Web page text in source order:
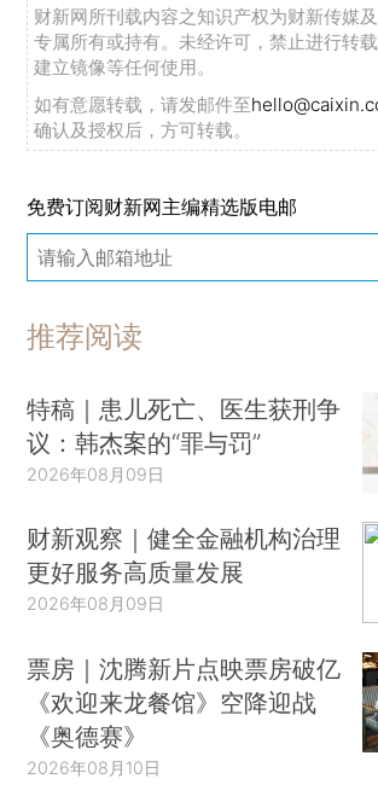
财新网所刊载内容之知识产权为财新传媒
专属所有或持有。未经许可，禁止进行转
建立镜像等任何使用。
如有意愿转载，请发邮件至
确认及授权后，方可转载。
免费订阅财新网主编精选版电邮
推荐阅读
特稿｜患儿死亡、医生获刑争
议：韩杰案的“罪与罚”
2026年08月09日
财新观察｜健全金融机构治理
更好服务高质量发展
2026年08月09日
票房｜沈腾新片点映票房破亿
《欢迎来龙餐馆》空降迎战
《奥德赛》
2026年08月10日